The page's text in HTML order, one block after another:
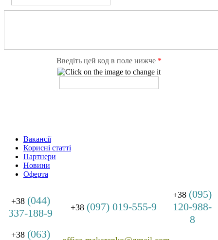
Введіть цей код в поле нижче *
Вакансії
Корисні статті
Партнери
Новини
Оферта
+38 (044)
337-188-9
+38 (097) 019-555-9
+38 (095)
120-988-
8
+38 (063)